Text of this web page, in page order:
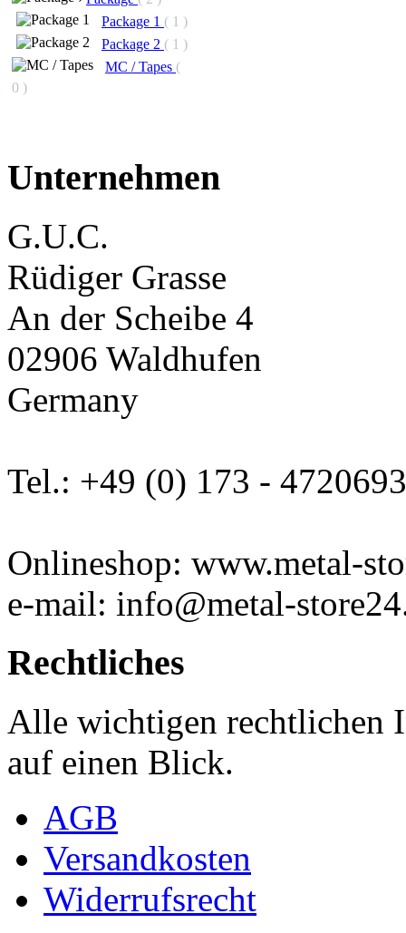
Package 1 ( 1 )
Package 2 ( 1 )
MC / Tapes (
0 )
Unternehmen
G.U.C.
Rüdiger Grasse
An der Scheibe 4
02906 Waldhufen
Germany
Tel.: +49 (0) 173 - 4720693
Onlineshop: www.metal-
e-mail: info@metal-
Rechtliches
Alle wichtigen rechtlichen
auf einen Blick.
AGB
Versandkosten
Widerrufsrecht